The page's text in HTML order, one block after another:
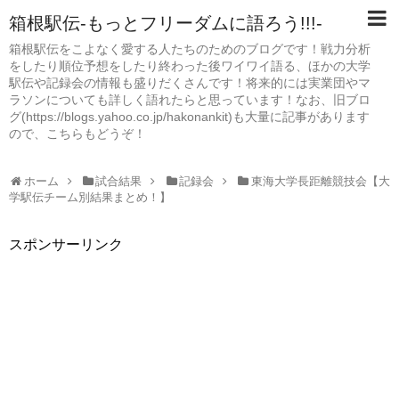
箱根駅伝-もっとフリーダムに語ろう!!!-
箱根駅伝をこよなく愛する人たちのためのブログです！戦力分析
をしたり順位予想をしたり終わった後ワイワイ語る、ほかの大学
駅伝や記録会の情報も盛りだくさんです！将来的には実業団やマ
ラソンについても詳しく語れたらと思っています！なお、旧ブロ
グ(https://blogs.yahoo.co.jp/hakonankit)も大量に記事があります
ので、こちらもどうぞ！
ホーム 試合結果 記録会
東海大学長距離競技会【大
学駅伝チーム別結果まとめ！】
スポンサーリンク